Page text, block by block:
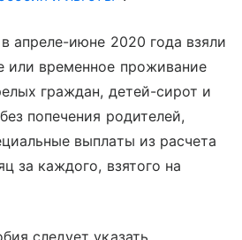
апреле-июне 2020 года взяли
или временное проживание
граждан, детей-сирот и
попечения родителей,
выплаты из расчета
за каждого, взятого на
следует указать